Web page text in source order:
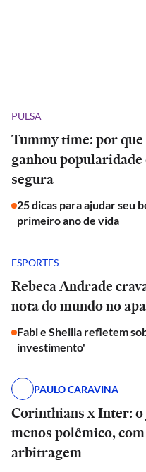
PULSA
Tummy time: por
ganhou
segura
25 dicas para ajudar seu
primeiro ano de vida
ESPORTES
Rebeca Andrade
nota do mundo no
Fabi e Sheilla refletem
investimento'
PAULO CARAVINA
Corinthians x Inter:
menos polêmico,
arbitragem